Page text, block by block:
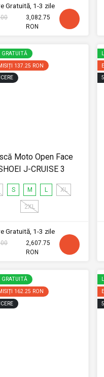
Gratuită, 1-3 zile
3,082.75
RON
GRATUITĂ
137.25 RON
Moto Open Face
J-CRUISE 3
S M L XL
2XL
Gratuită, 1-3 zile
2,607.75
RON
5
GRATUITĂ
162.25 RON
5